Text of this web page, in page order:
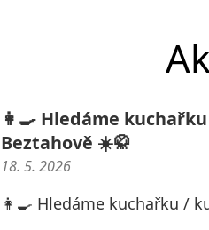
👩‍🍳 Hledáme
Beztahově ☀️🥋
18. 5. 2026
👩‍🍳 Hledáme kuchařku /